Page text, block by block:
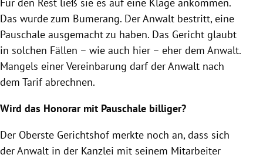
Das wurde zum Bumerang. Der Anwalt bestritt, eine
Pauschale ausgemacht zu haben. Das Gericht glaubt
in solchen Fällen – wie auch hier – eher dem Anwalt.
Mangels einer Vereinbarung darf der Anwalt nach
dem Tarif abrechnen.
Wird das Honorar mit Pauschale billiger?
Der Oberste Gerichtshof merkte noch an, dass sich
der Anwalt in der Kanzlei mit seinem Mitarbeiter